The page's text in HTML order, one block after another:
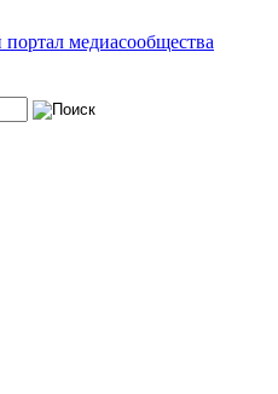
медиасообщества